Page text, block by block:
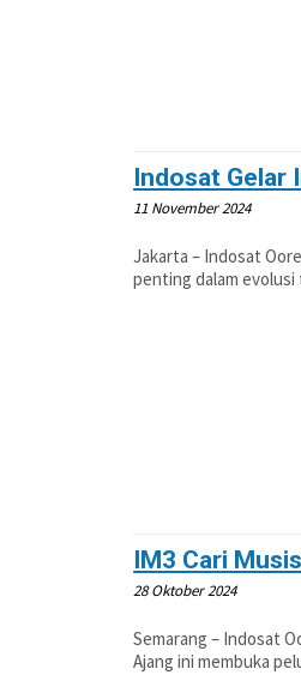
Indosat Gelar
11 November 2024
Jakarta – Indosat
penting dalam evolusi
IM3 Cari
28 Oktober 2024
Semarang – Indosat
Ajang ini membuka